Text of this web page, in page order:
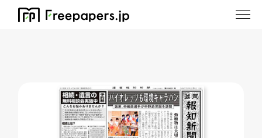
ホーム 滋賀報知新聞 甲賀特報